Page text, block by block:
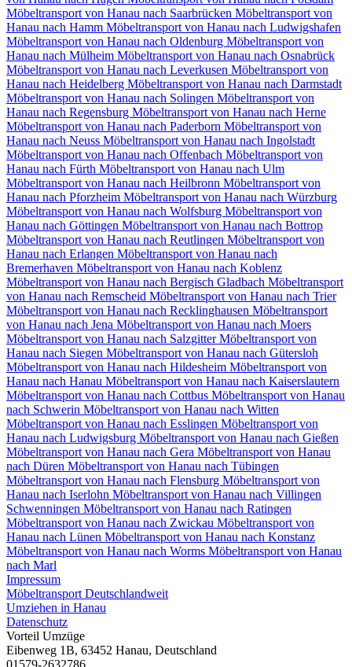
Möbeltransport von Hanau nach Saarbrücken Möbeltransport von
Hanau nach Hamm Möbeltransport von Hanau nach Ludwigshafen
Möbeltransport von Hanau nach Oldenburg Möbeltransport von
Hanau nach Mülheim Möbeltransport von Hanau nach Osnabrück
Möbeltransport von Hanau nach Leverkusen Möbeltransport von
Hanau nach Heidelberg Möbeltransport von Hanau nach Darmstadt
Möbeltransport von Hanau nach Solingen Möbeltransport von
Hanau nach Regensburg Möbeltransport von Hanau nach Herne
Möbeltransport von Hanau nach Paderborn Möbeltransport von
Hanau nach Neuss Möbeltransport von Hanau nach Ingolstadt
Möbeltransport von Hanau nach Offenbach Möbeltransport von
Hanau nach Fürth Möbeltransport von Hanau nach Ulm
Möbeltransport von Hanau nach Heilbronn Möbeltransport von
Hanau nach Pforzheim Möbeltransport von Hanau nach Würzburg
Möbeltransport von Hanau nach Wolfsburg Möbeltransport von
Hanau nach Göttingen Möbeltransport von Hanau nach Bottrop
Möbeltransport von Hanau nach Reutlingen Möbeltransport von
Hanau nach Erlangen Möbeltransport von Hanau nach
Bremerhaven Möbeltransport von Hanau nach Koblenz
Möbeltransport von Hanau nach Bergisch Gladbach Möbeltransport
von Hanau nach Remscheid Möbeltransport von Hanau nach Trier
Möbeltransport von Hanau nach Recklinghausen Möbeltransport
von Hanau nach Jena Möbeltransport von Hanau nach Moers
Möbeltransport von Hanau nach SalzgitterMöbeltransport von
Hanau nach Siegen Möbeltransport von Hanau nach Gütersloh
Möbeltransport von Hanau nach Hildesheim Möbeltransport von
Hanau nach Hanau Möbeltransport von Hanau nach Kaiserslautern
Möbeltransport von Hanau nach Cottbus Möbeltransport von Hanau
nach Schwerin Möbeltransport von Hanau nach Witten
Möbeltransport von Hanau nach Esslingen Möbeltransport von
Hanau nach Ludwigsburg Möbeltransport von Hanau nach Gießen
Möbeltransport von Hanau nach Gera Möbeltransport von Hanau
nach Düren Möbeltransport von Hanau nach Tübingen
Möbeltransport von Hanau nach Flensburg Möbeltransport von
Hanau nach Iserlohn Möbeltransport von Hanau nach Villingen
Schwenningen⁠ Möbeltransport von Hanau nach Ratingen
Möbeltransport von Hanau nach Zwickau Möbeltransport von
Hanau nach Lünen Möbeltransport von Hanau nach Konstanz
Möbeltransport von Hanau nach Worms Möbeltransport von Hanau
nach Marl
Impressum
Möbeltransport Deutschlandweit
Umziehen in Hanau
Datenschutz
Vorteil Umzüge
Eibenweg 1B, 63452 Hanau, Deutschland